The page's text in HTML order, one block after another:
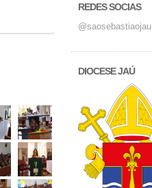
REDES SOCIAS
@saosebastiaojau
DIOCESE JAÚ